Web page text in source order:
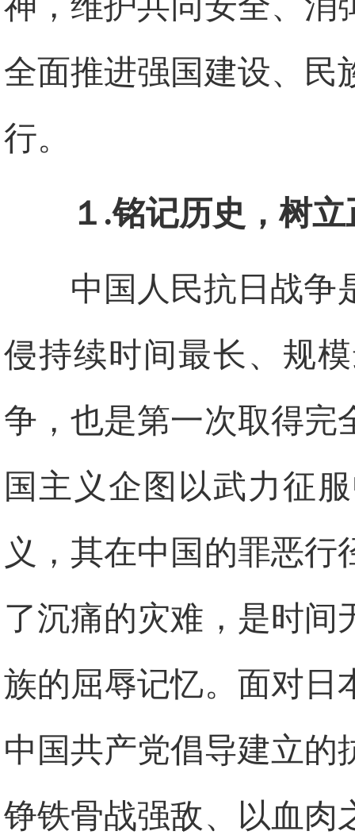
全面推进强国建设、民
行。
１.铭记历史，树
中国人民抗日战争
侵持续时间最长、规
争，也是第一次取得完
国主义企图以武力征
义，其在中国的罪恶
了沉痛的灾难，是时间
族的屈辱记忆。面对日
中国共产党倡导建立的
铮铁骨战强敌、以血肉